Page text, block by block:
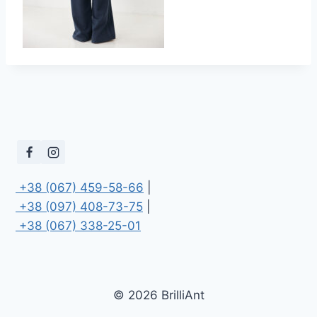
+38 (067) 459-58-66
+38 (097) 408-73-75
+38 (067) 338-25-01
© 2026 BrilliAnt